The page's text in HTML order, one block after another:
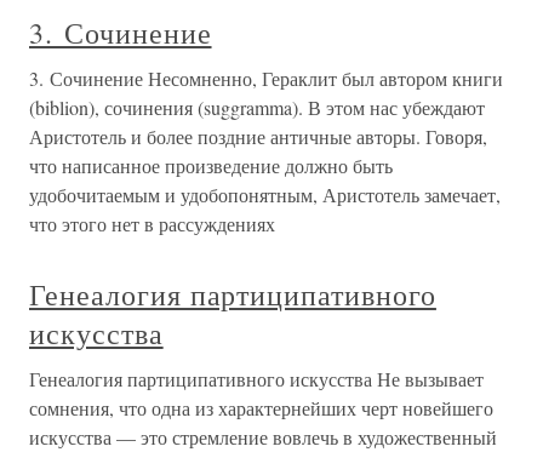
3. Сочинение
3. Сочинение Несомненно, Гераклит был автором книги
(biblion), сочинения (suggramma). В этом нас убеждают
Аристотель и более поздние античные авторы. Говоря,
что написанное произведение должно быть
удобочитаемым и удобопонятным, Аристотель замечает,
что этого нет в рассуждениях
Генеалогия партиципативного
искусства
Генеалогия партиципативного искусства Не вызывает
сомнения, что одна из характернейших черт новейшего
искусства — это стремление вовлечь в художественный